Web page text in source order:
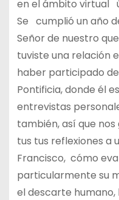
en el ámbito virtual
Se cumplió un año
Señor de nuestro
tuviste una relación
haber participado
Pontificia, donde él
entrevistas
también, así que
tus tus reflexiones a
Francisco, cómo
particularmente su
el descarte